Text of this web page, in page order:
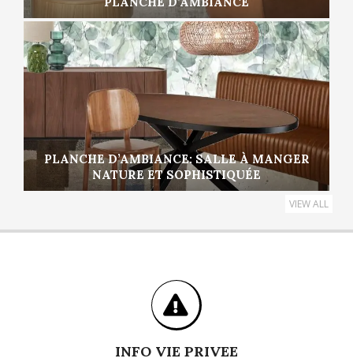
PLANCHE D’AMBIANCE: SALLE À MANGER
NATURE ET SOPHISTIQUÉE
VIEW ALL
INFO VIE PRIVEE